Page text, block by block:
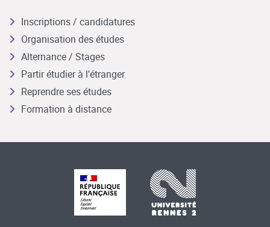
Inscriptions / candidatures
Organisation des études
Alternance / Stages
Partir étudier à l’étranger
Reprendre ses études
Formation à distance